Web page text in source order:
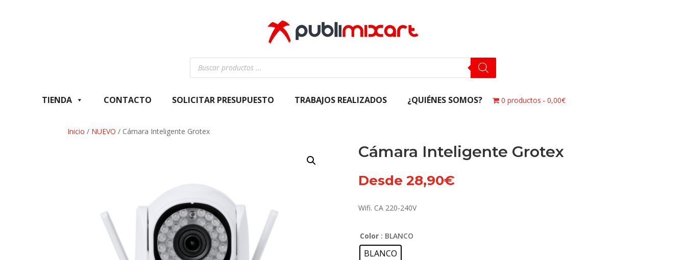
Búsqueda
productos
TIENDA CONTACTO SOLICITAR PRESUPUESTO TRABAJOS REALIZADOS ¿QUIÉNES SOMOS? 0 productos 0,00€
Inicio / NUEVO / Cámara Inteligente Grotex
Cámara Inteligente Grotex
Desde 28,90€
Wifi. CA 220-240V
Color : BLANCO
BLANCO